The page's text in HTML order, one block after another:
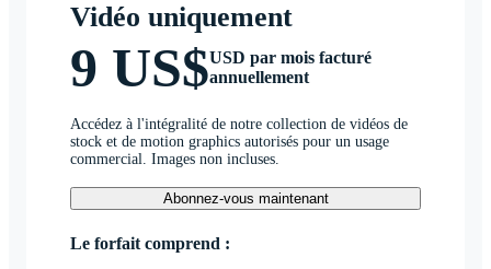
Vidéo uniquement
9 US$USD par mois facturé
annuellement
Accédez à l'intégralité de notre collection de vidéos de
stock et de motion graphics autorisés pour un usage
commercial. Images non incluses.
Abonnez-vous maintenant
Le forfait comprend :